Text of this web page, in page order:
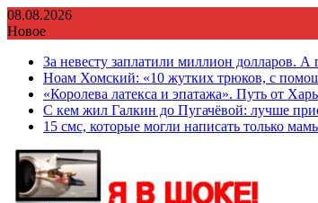
Перейти
к
08.08.2026
Новое
За невесту заплатили миллион долларов.
Ноам Хомский: «10 жутких трюков, с
«Королева латекса и эпатажа». Путь от
С кем жил Галкин до Пугачёвой: лучше
15 смс, которые могли написать только